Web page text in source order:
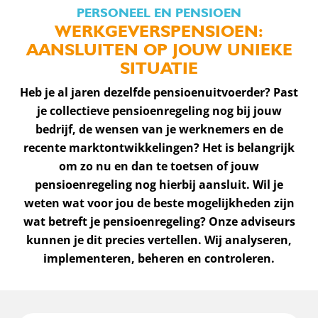
PERSONEEL EN PENSIOEN
WERKGEVERSPENSIOEN:
AANSLUITEN OP JOUW UNIEKE
SITUATIE
Heb je al jaren dezelfde pensioenuitvoerder? Past
je collectieve pensioenregeling nog bij jouw
bedrijf, de wensen van je werknemers en de
recente marktontwikkelingen? Het is belangrijk
om zo nu en dan te toetsen of jouw
pensioenregeling nog hierbij aansluit. Wil je
weten wat voor jou de beste mogelijkheden zijn
wat betreft je pensioenregeling? Onze adviseurs
kunnen je dit precies vertellen. Wij analyseren,
implementeren, beheren en controleren.